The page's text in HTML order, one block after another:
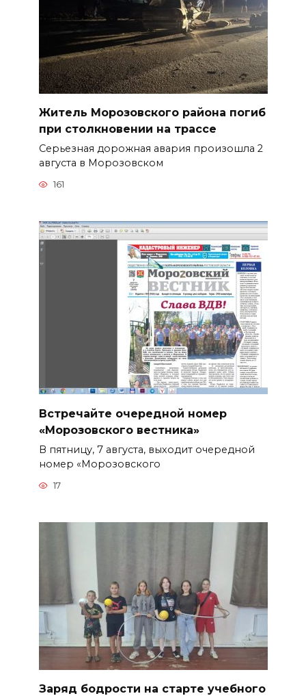
Житель Морозовского района погиб
при столкновении на трассе
Серьезная дорожная авария произошла 2
августа в Морозовском
161
Встречайте очередной номер
«Морозовского вестника»
В пятницу, 7 августа, выходит очередной
номер «Морозовского
17
Заряд бодрости на старте учебного